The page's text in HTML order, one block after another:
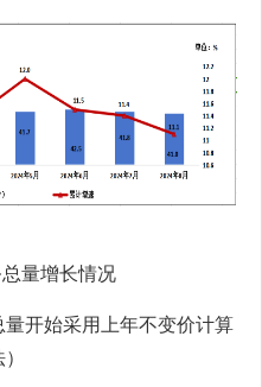
量增长情况
开始采用上年不变价计算